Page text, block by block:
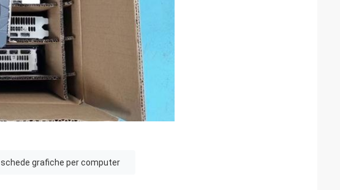
schede grafiche per computer